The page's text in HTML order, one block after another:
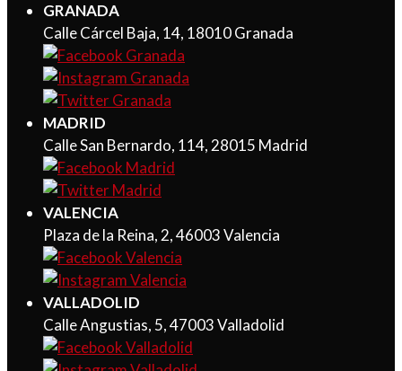
GRANADA
Calle Cárcel Baja, 14, 18010 Granada
MADRID
Calle San Bernardo, 114, 28015 Madrid
VALENCIA
Plaza de la Reina, 2, 46003 Valencia
VALLADOLID
Calle Angustias, 5, 47003 Valladolid